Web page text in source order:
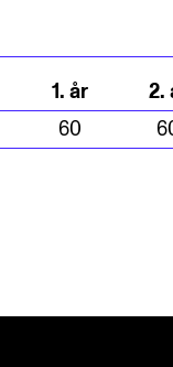
1. år 2.
60